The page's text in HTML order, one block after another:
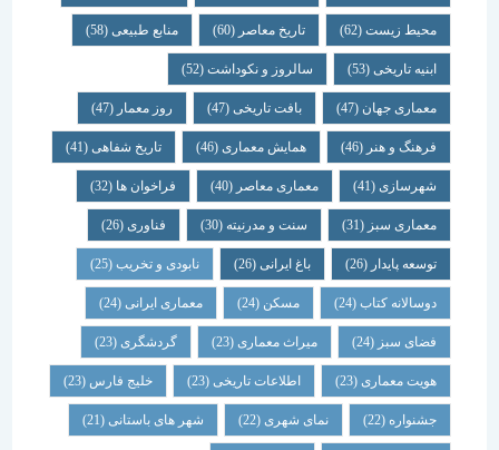
محیط زیست(62) تاریخ معاصر(60) منابع طبیعی(58)
ابنیه تاریخی(53) سالروز و نکوداشت(52)
معماری جهان (47) بافت تاریخی(47) روز معمار(47)
فرهنگ و هنر(46) همایش معماری (46) تاریخ شفاهی (41)
شهرسازی(41) معماری معاصر(40) فراخوان ها (32)
معماری سبز(31) سنت و مدرنیته(30) فناوری (26)
توسعه پایدار(26) باغ ایرانی(26) نابودی و تخریب(25)
دوسالانه کتاب(24) مسکن (24) معماری ایرانی(24)
فضای سبز(24) میراث معماری (23) گردشگری (23)
هویت معماری (23) اطلاعات تاریخی(23) خلیج فارس(23)
جشنواره(22) نمای شهری(22) شهر های باستانی (21)